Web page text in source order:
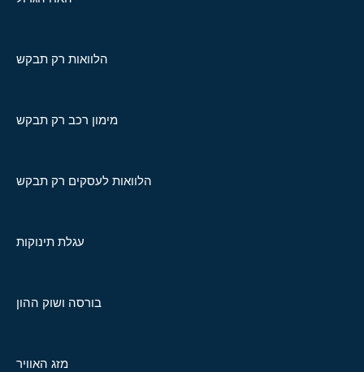
הלוואות רק תבקש
מימון רכב רק תבקש
הלוואות לעסקים רק תבקש
עגלת תינוקות
בורסה ושוק ההון
מזג האוויר